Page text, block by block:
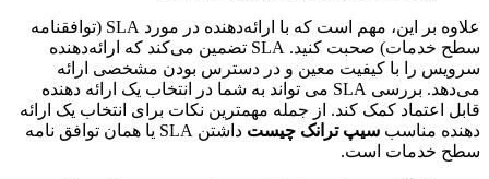
علاوه بر این، مهم است که با ارائه‌دهنده در مورد SLA (توافقنامه
سطح خدمات) صحبت کنید. SLA تضمین می‌کند که ارائه‌دهنده
سرویس را با کیفیت معین و در دسترس بودن مشخصی ارائه
می‌دهد. بررسی SLA می تواند به شما در انتخاب یک ارائه دهنده
قابل اعتماد کمک کند. از جمله مهمترین نکات برای انتخاب یک ارائه
دهنده مناسب سیپ ترانک چیست
داشتن SLA یا همان توافق نامه
سطح خدمات است.